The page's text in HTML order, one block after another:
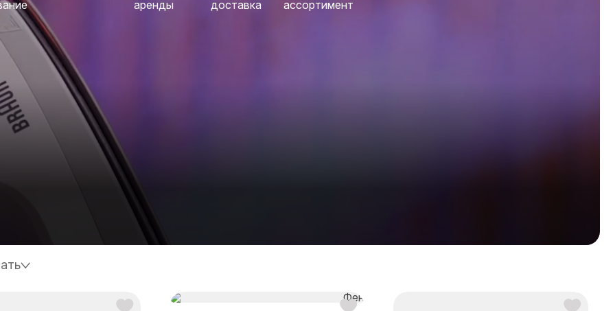
аренды
доставка
ассортимент